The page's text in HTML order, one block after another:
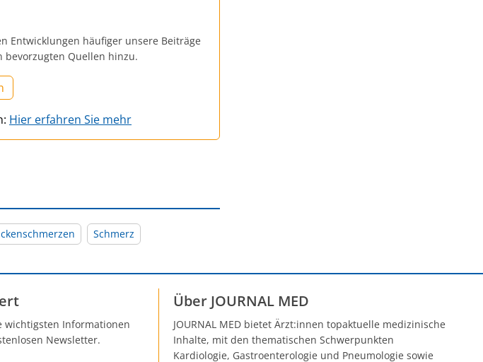
Entwicklungen häufiger unsere Beiträge
bevorzugten Quellen hinzu.
Hier erfahren Sie mehr
Schmerz
wichtigsten Informationen
Newsletter.
Über JOURNAL MED
JOURNAL MED bietet Ärzt:innen topaktuelle medizinische
Inhalte, mit den thematischen Schwerpunkten
Kardiologie, Gastroenterologie und Pneumologie sowie